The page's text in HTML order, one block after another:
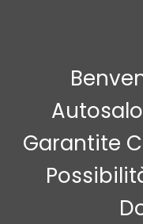
Garantite